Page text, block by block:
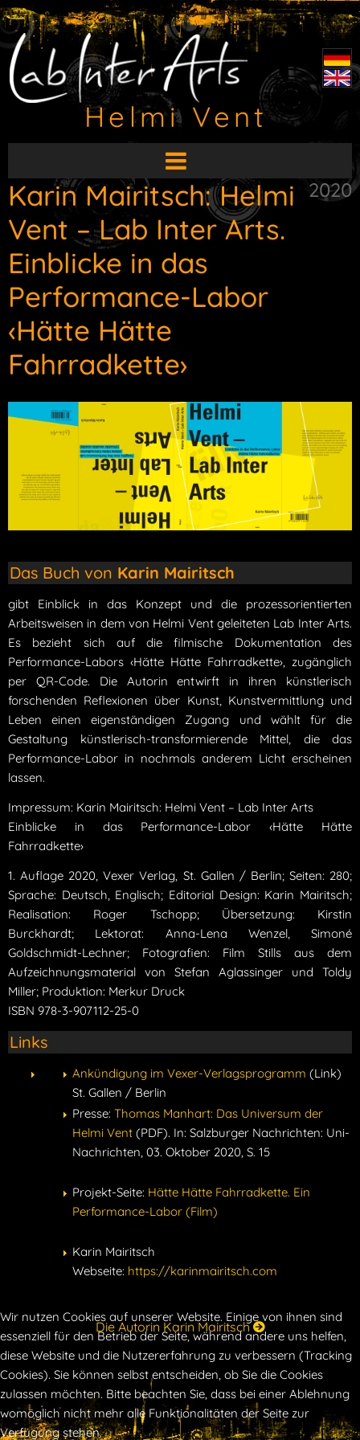
Helmi Vent
HauptMenü
aufklappen
2020
Karin Mairitsch: Helmi
Vent – Lab Inter Arts.
Einblicke in das
Performance-Labor
‹Hätte Hätte
Fahrradkette›
Das Buch von Karin Mairitsch
gibt Einblick in das Konzept und die prozessorientierten
Arbeitsweisen in dem von Helmi Vent geleiteten Lab Inter Arts.
Es bezieht sich auf die filmische Dokumentation des
Performance-Labors ‹Hätte Hätte Fahrradkette›, zugänglich
per QR-Code. Die Autorin entwirft in ihren künstlerisch
forschenden Reflexionen über Kunst, Kunstvermittlung und
Leben einen eigenständigen Zugang und wählt für die
Gestaltung künstlerisch-transformierende Mittel, die das
Performance-Labor in nochmals anderem Licht erscheinen
lassen.
Impressum: Karin Mairitsch: Helmi Vent – Lab Inter Arts
Einblicke in das Performance-Labor ‹Hätte Hätte
Fahrradkette›
1. Auflage 2020, Vexer Verlag, St. Gallen / Berlin; Seiten: 280;
Sprache: Deutsch, Englisch; Editorial Design: Karin Mairitsch;
Realisation: Roger Tschopp; Übersetzung: Kirstin
Burckhardt; Lektorat: Anna-Lena Wenzel, Simoné
Goldschmidt-Lechner; Fotografien: Film Stills aus dem
Aufzeichnungsmaterial von Stefan Aglassinger und Toldy
Miller; Produktion: Merkur Druck
ISBN 978-3-907112-25-0
Links
Ankündigung im Vexer-Verlagsprogramm (Link)
St. Gallen / Berlin
Presse: Thomas Manhart: Das Universum der
Helmi Vent (PDF). In: Salzburger Nachrichten: Uni-
Nachrichten, 03. Oktober 2020, S. 15
Projekt-Seite: Hätte Hätte Fahrradkette. Ein
Performance-Labor (Film)
Karin Mairitsch
Webseite: https://karinmairitsch.com
Die Autorin Karin Mairitsch
Wir nutzen Cookies auf unserer Website. Einige von ihnen sind
essenziell für den Betrieb der Seite, während andere uns helfen,
diese Website und die Nutzererfahrung zu verbessern (Tracking
Cookies). Sie können selbst entscheiden, ob Sie die Cookies
zulassen möchten. Bitte beachten Sie, dass bei einer Ablehnung
womöglich nicht mehr alle Funktionalitäten der Seite zur
Verfügung stehen.